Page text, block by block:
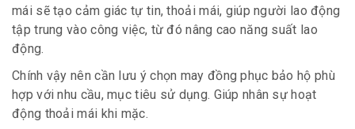
mái sẽ tạo cảm giác tự tin, thoải mái, giúp người lao động
tập trung vào công việc, từ đó nâng cao năng suất lao
động.
Chính vậy nên cần lưu ý chọn may đồng phục bảo hộ phù
hợp với nhu cầu, mục tiêu sử dụng. Giúp nhân sự hoạt
động thoải mái khi mặc.